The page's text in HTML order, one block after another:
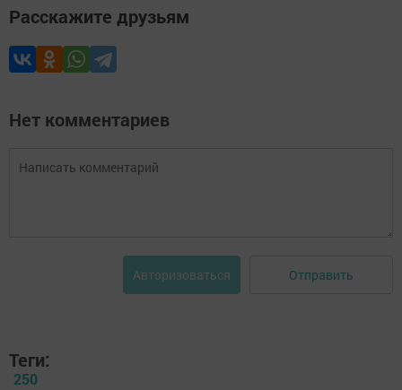
Расскажите друзьям
Нет комментариев
Авторизоваться Отправить
Теги:
250